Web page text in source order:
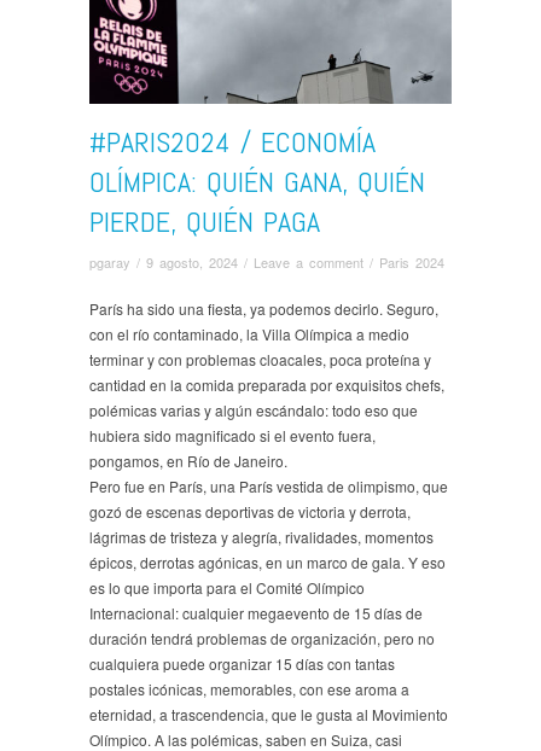
#PARIS2024 / ECONOMÍA
OLÍMPICA: QUIÉN GANA, QUIÉN
PIERDE, QUIÉN PAGA
pgaray / 9 agosto, 2024 / Leave a comment / Paris 2024
París ha sido una fiesta, ya podemos decirlo. Seguro,
con el río contaminado, la Villa Olímpica a medio
terminar y con problemas cloacales, poca proteína y
cantidad en la comida preparada por exquisitos chefs,
polémicas varias y algún escándalo: todo eso que
hubiera sido magnificado si el evento fuera,
pongamos, en Río de Janeiro.
Pero fue en París, una París vestida de olimpismo, que
gozó de escenas deportivas de victoria y derrota,
lágrimas de tristeza y alegría, rivalidades, momentos
épicos, derrotas agónicas, en un marco de gala. Y eso
es lo que importa para el Comité Olímpico
Internacional: cualquier megaevento de 15 días de
duración tendrá problemas de organización, pero no
cualquiera puede organizar 15 días con tantas
postales icónicas, memorables, con ese aroma a
eternidad, a trascendencia, que le gusta al Movimiento
Olímpico. A las polémicas, saben en Suiza, casi